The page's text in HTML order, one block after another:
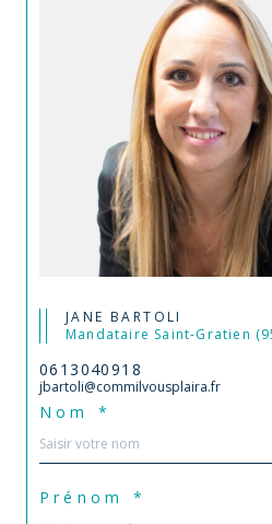
JANE BARTOLI
Mandataire Saint-Gratien
0613040918
jbartoli@commilvousplaira.fr
Nom *
Prénom *